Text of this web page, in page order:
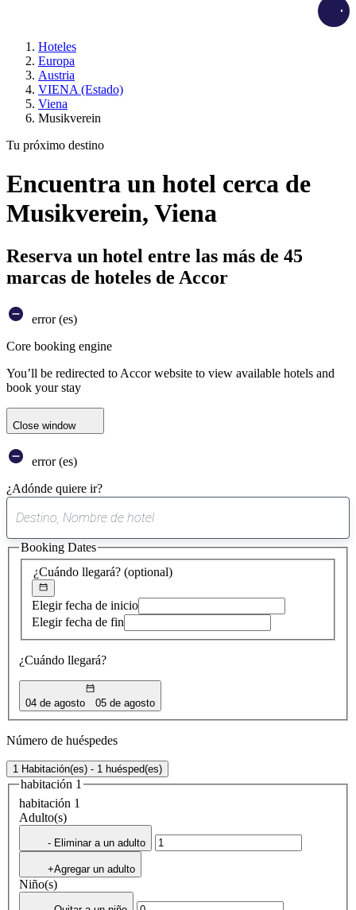
Hoteles
Europa
Austria
VIENA (Estado)
Viena
Musikverein
Tu próximo destino
Encuentra un hotel cerca de
Musikverein, Viena
Reserva un hotel entre las más de 45
marcas de hoteles de Accor
error (es)
Core booking engine
You’ll be redirected to Accor website to view available hotels and
book your stay
Close window
error (es)
¿Adónde quiere ir?
sugerencia
encontrada
¿Cuándo llegará? (optional)
Elegir fecha de inicio
Elegir fecha de fin
¿Cuándo llegará?
04 de agosto 05 de agosto
Booking Dates
Número de huéspedes
1 Habitación(es) - 1 huésped(es)
habitación 1
habitación 1
Adulto(s)
- Eliminar a un adulto
+Agregar un adulto
Niño(s)